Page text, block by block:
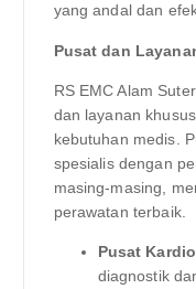
yang andal dan
Pusat dan
RS EMC Alam
dan layanan
kebutuhan medis.
spesialis dengan
masing-masing,
perawatan terbaik.
Pusat
diagnostik